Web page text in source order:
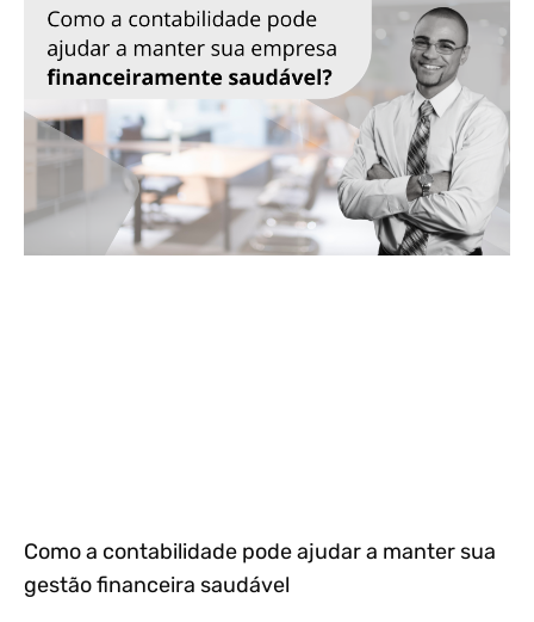
Como a contabilidade pode ajudar a manter sua
gestão financeira saudável